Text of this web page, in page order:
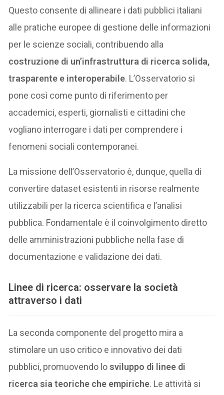
Questo consente di allineare i dati pubblici italiani
alle pratiche europee di gestione delle informazioni
per le scienze sociali, contribuendo alla
costruzione di un’infrastruttura di ricerca solida,
trasparente e interoperabile. L’Osservatorio si
pone così come punto di riferimento per
accademici, esperti, giornalisti e cittadini che
vogliano interrogare i dati per comprendere i
fenomeni sociali contemporanei.
La missione dell’Osservatorio è, dunque, quella di
convertire dataset esistenti in risorse realmente
utilizzabili per la ricerca scientifica e l’analisi
pubblica. Fondamentale è il coinvolgimento diretto
delle amministrazioni pubbliche nella fase di
documentazione e validazione dei dati.
Linee di ricerca: osservare la società
attraverso i dati
La seconda componente del progetto mira a
stimolare un uso critico e innovativo dei dati
pubblici, promuovendo losviluppo di linee di
ricerca sia teoriche che empiriche. Le attività si